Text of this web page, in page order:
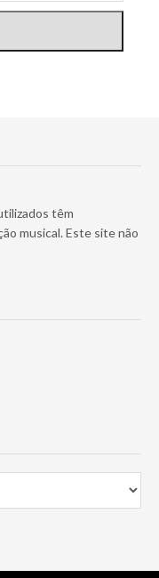
têm
musical. Este site não